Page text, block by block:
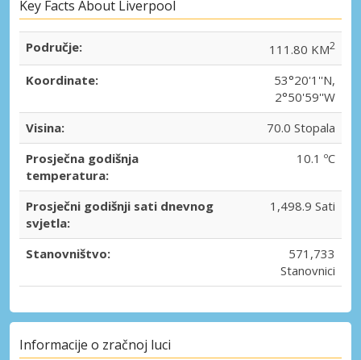
Key Facts About Liverpool
Područje: 111.80 KM2
Koordinate:
53°20'1''N,
2°50'59''W
Visina:
70.0 Stopala
Prosječna godišnja
temperatura:
10.1 ºC
Prosječni godišnji sati dnevnog
svjetla:
1,498.9 Sati
Stanovništvo:
571,733
Stanovnici
Informacije o zračnoj luci